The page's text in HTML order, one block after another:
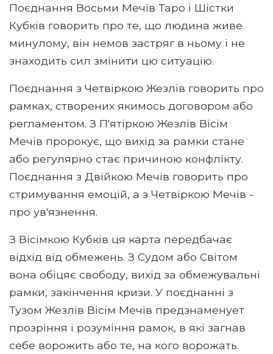
Поєднання Восьми Мечів Таро і Шістки
Кубків говорить про те, що людина живе
минулому, він немов застряг в ньому і не
знаходить сил змінити цю ситуацію.
Поєднання з Четвіркою Жезлів говорить про
рамках, створених якимось договором або
регламентом. З П'ятіркою Жезлів Вісім
Мечів пророкує, що вихід за рамки стане
або регулярно стає причиною конфлікту.
Поєднання з Двійкою Мечів говорить про
стримування емоцій, а з Четвіркою Мечів -
про ув'язнення.
З Вісімкою Кубків ця карта передбачає
відхід від обмежень. З Судом або Світом
вона обіцяє свободу, вихід за обмежувальні
рамки, закінчення кризи. У поєднанні з
Тузом Жезлів Вісім Мечів предзнаменует
прозріння і розуміння рамок, в які загнав
себе ворожить або те, на кого ворожать.